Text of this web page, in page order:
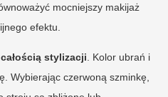
mocniejszy makijaż
efektu.
całością stylizacji . Kolor ubrań i
Wybierając czerwoną szminkę,